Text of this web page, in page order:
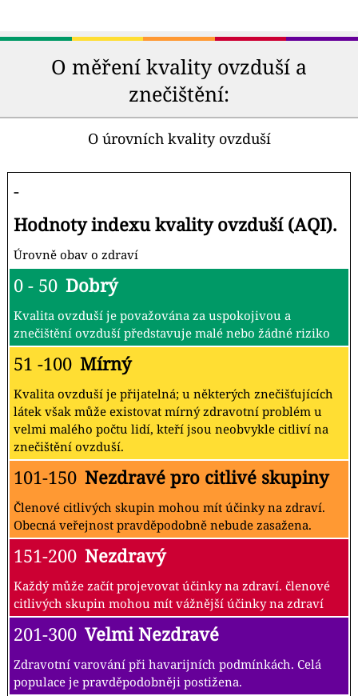
O měření kvality ovzduší a
znečištění:
O úrovních kvality ovzduší
-
Hodnoty indexu kvality ovzduší (AQI).
Úrovně obav o zdraví
0 - 50 Dobrý
Kvalita ovzduší je považována za uspokojivou a
znečištění ovzduší představuje malé nebo žádné riziko
51 -100 Mírný
Kvalita ovzduší je přijatelná; u některých znečišťujících
látek však může existovat mírný zdravotní problém u
velmi malého počtu lidí, kteří jsou neobvykle citliví na
znečištění ovzduší.
101-150 Nezdravé pro citlivé skupiny
Členové citlivých skupin mohou mít účinky na zdraví.
Obecná veřejnost pravděpodobně nebude zasažena.
151-200 Nezdravý
Každý může začít projevovat účinky na zdraví. členové
citlivých skupin mohou mít vážnější účinky na zdraví
201-300 Velmi Nezdravé
Zdravotní varování při havarijních podmínkách. Celá
populace je pravděpodobněji postižena.